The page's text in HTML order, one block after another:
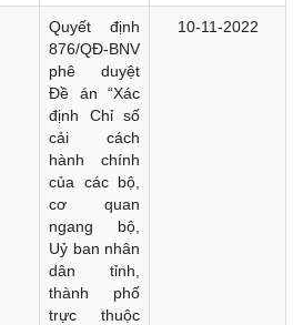
Quyết định
876/QĐ-BNV
phê duyệt
Đề án “Xác
định Chỉ số
cải cách
hành chính
của các bộ,
cơ quan
ngang bộ,
Uỷ ban nhân
dân tỉnh,
thành phố
trực thuộc
10-11-2022